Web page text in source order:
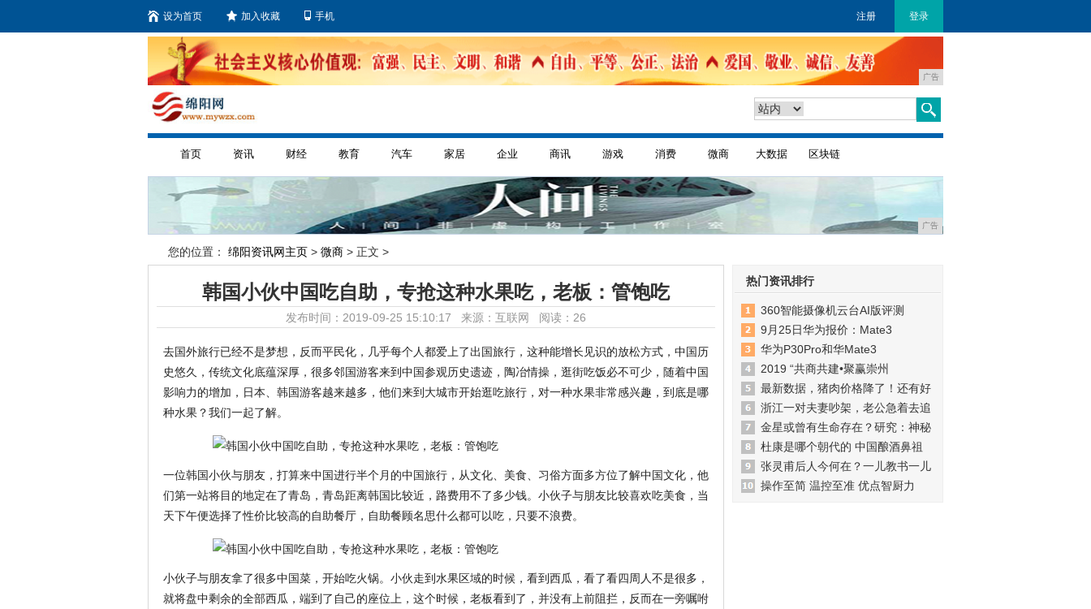
设为首页 加入收藏 手机 注册 登录
广告
首页 资讯 财经 教育 汽车 家居 企业 商讯 游戏 消费 微商 大数据 区块链
广告
您的位置： 绵阳资讯网主页 > 微商 > 正文 >
韩国小伙中国吃自助，专抢这种水果吃，老板：管饱吃
发布时间：2019-09-25 15:10:17 来源：互联网 阅读：26
去国外旅行已经不是梦想，反而平民化，几乎每个人都爱上了出国旅行，这种能增长见识的放松方式，中国历
史悠久，传统文化底蕴深厚，很多邻国游客来到中国参观历史遗迹，陶冶情操，逛街吃饭必不可少，随着中国
影响力的增加，日本、韩国游客越来越多，他们来到大城市开始逛吃旅行，对一种水果非常感兴趣，到底是哪
种水果？我们一起了解。
一位韩国小伙与朋友，打算来中国进行半个月的中国旅行，从文化、美食、习俗方面多方位了解中国文化，他
们第一站将目的地定在了青岛，青岛距离韩国比较近，路费用不了多少钱。小伙子与朋友比较喜欢吃美食，当
天下午便选择了性价比较高的自助餐厅，自助餐顾名思什么都可以吃，只要不浪费。
小伙子与朋友拿了很多中国菜，开始吃火锅。小伙走到水果区域的时候，看到西瓜，看了看四周人不是很多，
就将盘中剩余的全部西瓜，端到了自己的座位上，这个时候，老板看到了，并没有上前阻拦，反而在一旁嘱咐
热门资讯排行
360智能摄像机云台AI版评测
9月25日华为报价：Mate3
华为P30Pro和华Mate3
2019 “共商共建•聚赢崇州
最新数据，猪肉价格降了！还有好
浙江一对夫妻吵架，老公急着去追
金星或曾有生命存在？研究：神秘
杜康是哪个朝代的 中国酿酒鼻祖
张灵甫后人今何在？一儿教书一儿
操作至简 温控至准 优点智厨力